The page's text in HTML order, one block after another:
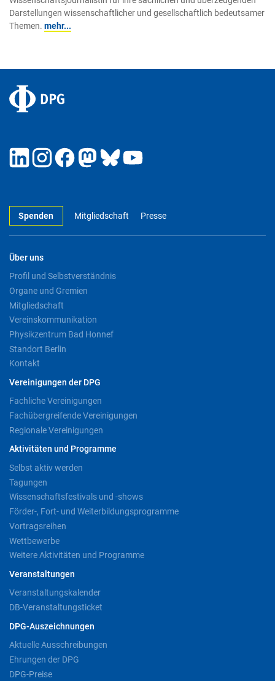
Darstellungen wissenschaftlicher und gesellschaftlich bedeutsamer
Themen. mehr...
Spenden Mitgliedschaft Presse
Über uns
Profil und Selbstverständnis
Organe und Gremien
Mitgliedschaft
Vereinskommunikation
Physikzentrum Bad Honnef
Standort Berlin
Kontakt
Vereinigungen der DPG
Fachliche Vereinigungen
Fachübergreifende Vereinigungen
Regionale Vereinigungen
Aktivitäten und Programme
Selbst aktiv werden
Tagungen
Wissenschaftsfestivals und -shows
Förder-, Fort- und Weiterbildungsprogramme
Vortragsreihen
Wettbewerbe
Weitere Aktivitäten und Programme
Veranstaltungen
Veranstaltungskalender
DB-Veranstaltungsticket
DPG-Auszeichnungen
Aktuelle Ausschreibungen
Ehrungen der DPG
DPG-Preise